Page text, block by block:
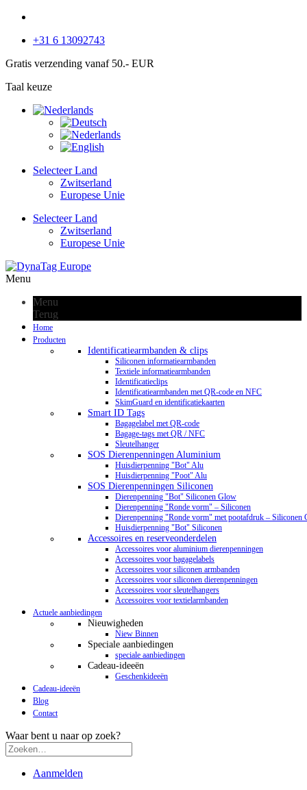
+31 6 13092743
Gratis verzending vanaf 50.- EUR
Taal keuze
Selecteer Land
Zwitserland
Europese Unie
Selecteer Land
Zwitserland
Europese Unie
Menu
Menu
Terug
Home
Producten
Identificatiearmbanden & clips
Siliconen informatiearmbanden
Textiele informatiearmbanden
Identificatieclips
Identificatiearmbanden met QR-code en NFC
SkimGuard en identificatiekaarten
Smart ID Tags
Bagagelabel met QR-code
Bagage-tags met QR / NFC
Sleutelhanger
SOS Dierenpenningen Aluminium
Huisdierpenning "Bot" Alu
Huisdierpenning "Poot" Alu
SOS Dierenpenningen Siliconen
Dierenpenning "Bot" Siliconen Glow
Dierenpenning "Ronde vorm" – Siliconen
Dierenpenning "Ronde vorm" met pootafdruk – Siliconen
Huisdierpenning "Bot" Siliconen
Accessoires en reserveonderdelen
Accessoires voor aluminium dierenpenningen
Accessoires voor bagagelabels
Accessoires voor siliconen armbanden
Accessoires voor siliconen dierenpenningen
Accessoires voor sleutelhangers
Accessoires voor textielarmbanden
Actuele aanbiedingen
Nieuwigheden
Niew Binnen
Speciale aanbiedingen
speciale aanbiedingen
Cadeau-ideeën
Geschenkideeën
Cadeau-ideeën
Blog
Contact
Waar bent u naar op zoek?
Aanmelden